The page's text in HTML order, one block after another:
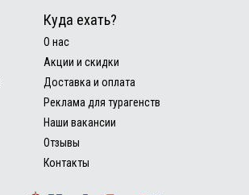
Куда ехать?
О нас
Акции и скидки
Доставка и оплата
Реклама для турагенств
Наши вакансии
Отзывы
Контакты